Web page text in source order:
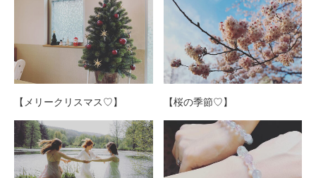
【メリークリスマス♡】 【桜の季節♡】